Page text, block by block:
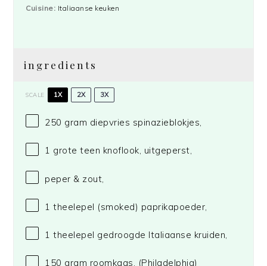
Cuisine: Italiaanse keuken
ingredients
SCALE 1X 2X 3X
250 gram diepvries spinazieblokjes,
1 grote teen knoflook, uitgeperst,
peper & zout,
1 theelepel (smoked) paprikapoeder,
1 theelepel gedroogde Italiaanse kruiden,
150 gram roomkaas, (Philadelphia)